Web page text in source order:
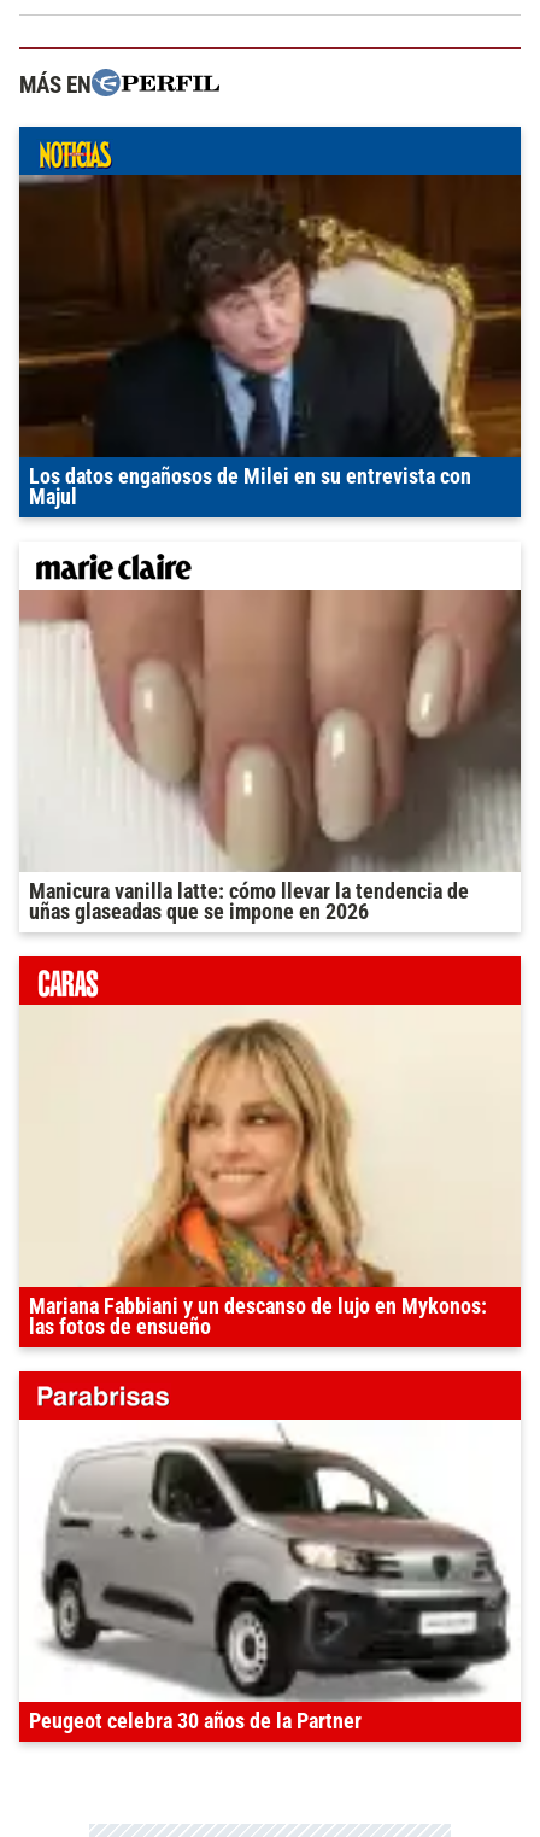
MÁS EN
Los datos engañosos de Milei en su entrevista con
Majul
Manicura vanilla latte: cómo llevar la tendencia de
uñas glaseadas que se impone en 2026
Mariana Fabbiani y un descanso de lujo en Mykonos:
las fotos de ensueño
Peugeot celebra 30 años de la Partner